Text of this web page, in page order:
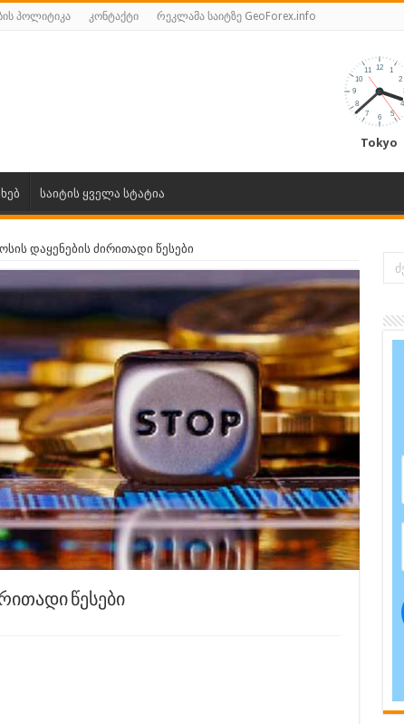
პოლიტიკა კონტაქტი რეკლამა საიტზე GeoForex.info
Tokyo
საიტის ყველა სტატია
დაყენების ძირითადი წესები
წესები